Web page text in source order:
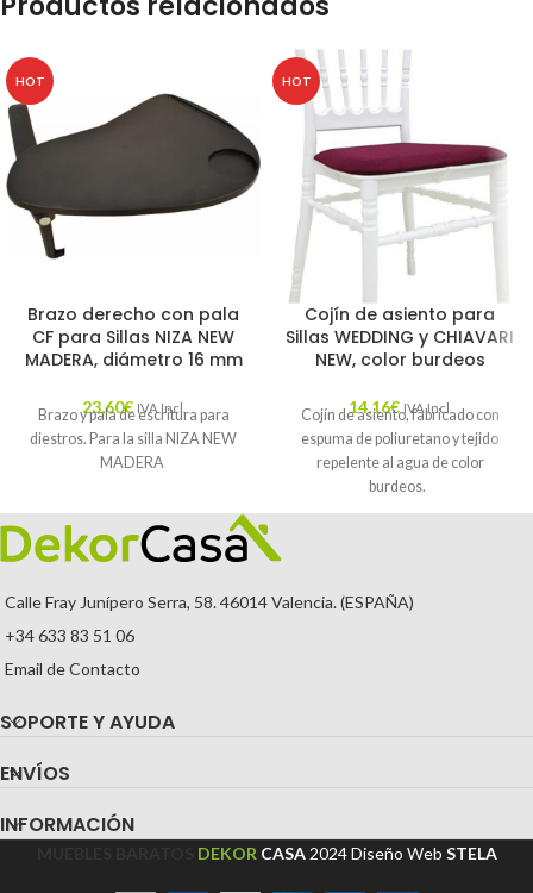
HOT
Brazo derecho con pala
CF para Sillas NIZA NEW
MADERA, diámetro 16 mm
23,60€ IVA Incl.
Brazo y pala de escritura para
diestros. Para la silla NIZA NEW
MADERA
HOT
Cojín de asiento para
Sillas WEDDING y CHIAVARI
NEW, color burdeos
14,16€ IVA Incl.
Cojín de asiento, fabricado con
espuma de poliuretano y tejido
repelente al agua de color
burdeos.
Calle Fray Junípero Serra, 58. 46014 Valencia. (ESPAÑA)
+34 633 83 51 06
Email de Contacto
SOPORTE Y AYUDA
ENVÍOS
INFORMACIÓN
DEKOR CASA 2024Diseño Web STELA